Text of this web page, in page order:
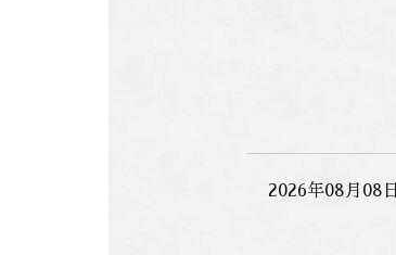
2026年08月08日